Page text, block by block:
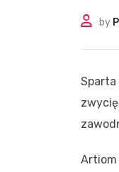
by
Sparta
Artiom